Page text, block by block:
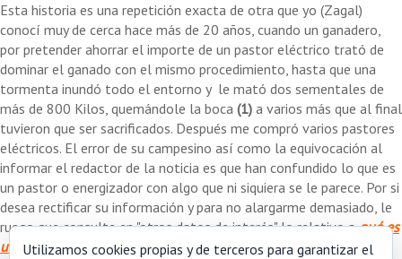
Esta historia es una repetición exacta de otra que yo (Zagal)
conocí muy de cerca hace más de 20 años, cuando un ganadero,
por pretender ahorrar el importe de un pastor eléctrico trató de
dominar el ganado con el mismo procedimiento, hasta que una
tormenta inundó todo el entorno y le mató dos sementales de
más de 800 Kilos, quemándole la boca (1) a varios más que al final
tuvieron que ser sacrificados. Después me compró varios pastores
eléctricos. El error de su campesino así como la equivocación al
informar el redactor de la noticia es que han confundido lo que es
un pastor o energizador con algo que ni siquiera se le parece. Por si
desea rectificar su información y para no alargarme demasiado, le
ruego que consulte en "otros datos de interés" lo relativo aqué es
un pastor eléctricode esta página web de Zagal.
Utilizamos cookies propias y de terceros para garantizar el